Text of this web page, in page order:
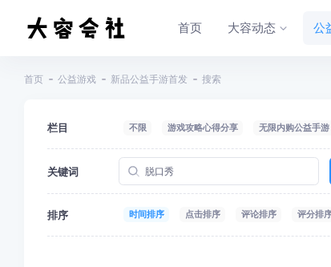
首页 大容动态 公
首页 公益游戏 新品公益手游首发 搜索
栏目 不限 游戏攻略心得分享 无限内购公益手游
关键词
排序 时间排序 点击排序 评论排序 评分排